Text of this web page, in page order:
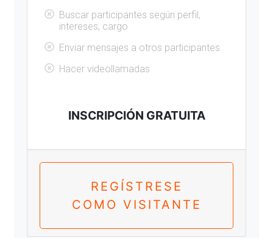
Buscar participantes según perfil,
intereses, cargo
Enviar mensajes a otros participantes
Hacer videollamadas
INSCRIPCIÓN GRATUITA
REGÍSTRESE
COMO VISITANTE